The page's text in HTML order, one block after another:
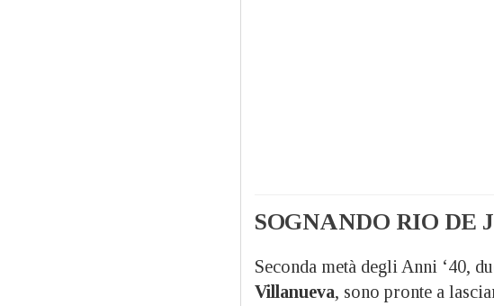
SOGNANDO RIO DE
Seconda metà degli Anni ‘40,
Villanueva, sono pronte a